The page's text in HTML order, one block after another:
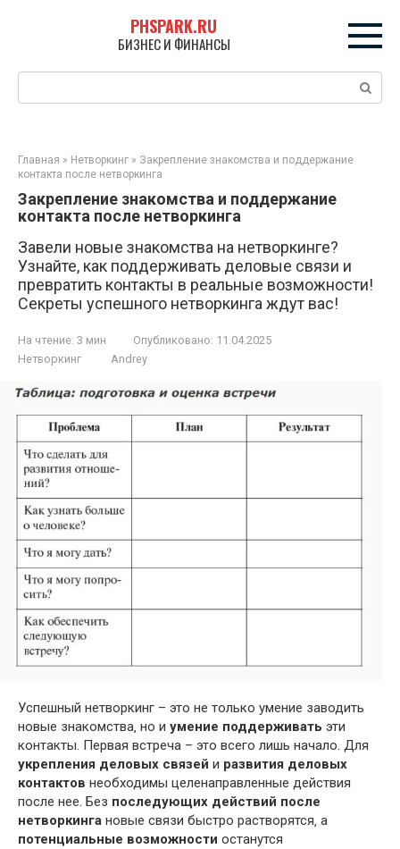
PHSPARK.RU
БИЗНЕС И ФИНАНСЫ
Поиск:
Главная » Нетворкинг » Закрепление знакомства и поддержание
контакта после нетворкинга
Закрепление знакомства и поддержание
контакта после нетворкинга
Завели новые знакомства на нетворкинге?
Узнайте, как поддерживать деловые связи и
превратить контакты в реальные возможности!
Секреты успешного нетворкинга ждут вас!
На чтение: 3 мин Опубликовано: 11.04.2025
Нетворкинг
Andrey
Успешный нетворкинг – это не только умение заводить
новые знакомства‚ но и умение поддерживать эти
контакты. Первая встреча – это всего лишь начало. Для
укрепления деловых связей и развития деловых
контактов необходимы целенаправленные действия
после нее. Без последующих действий после
нетворкинга новые связи быстро растворятся‚ а
потенциальные возможности останутся